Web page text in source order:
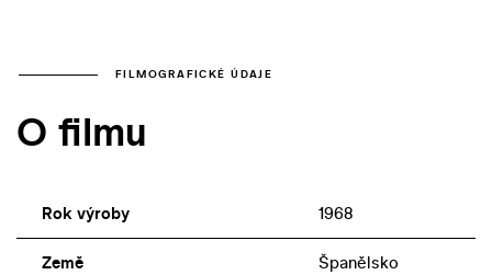
FILMOGRAFICKÉ ÚDAJE
O filmu
Rok výroby 1968
Země Španělsko